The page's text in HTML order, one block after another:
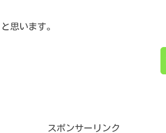
思います。
スポンサーリンク